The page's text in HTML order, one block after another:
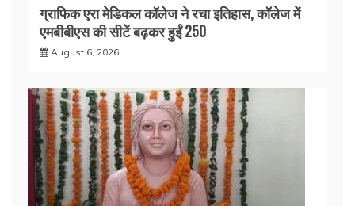
ग्राफिक एरा मेडिकल कॉलेज ने रचा इतिहास, कॉलेज में
एमबीबीएस की सीटें बढ़कर हुईं 250
August 6, 2026